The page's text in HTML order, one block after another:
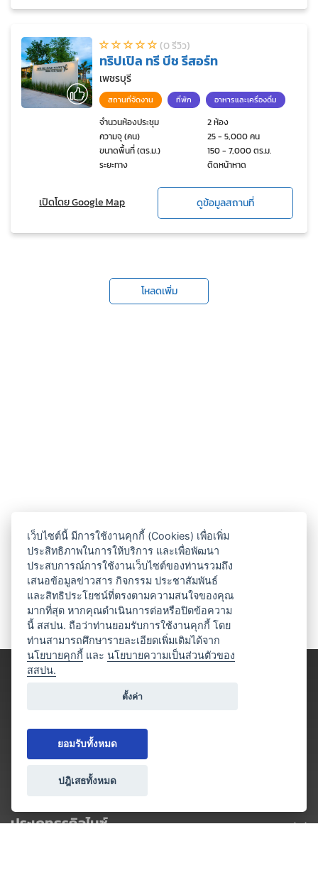
(0 รีวิว)
ทริปเปิล ทรี บีช รีสอร์ท
เพชรบุรี
สถานที่จัดงาน ที่พัก อาหารและเครื่องดื่ม
จำนวนห้องประชุม
2 ห้อง
ความจุ (คน)
25 - 5,000 คน
ขนาดพื้นที่ (ตร.ม.)
150 - 7,000 ตร.ม.
ระยะทาง
ติดหน้าหาด
เปิดโดย Google Map ดูข้อมูลสถานที่
โหลดเพิ่ม
ประเภทธุรกิจไมซ์
เว็บไซต์นี้ มีการใช้งานคุกกี้ (Cookies) เพื่อเพิ่ม
ประสิทธิภาพในการให้บริการ และเพื่อพัฒนา
ประสบการณ์การใช้งานเว็บไซต์ของท่านรวมถึง
เสนอข้อมูลข่าวสาร กิจกรรม ประชาสัมพันธ์
และสิทธิประโยชน์ที่ตรงตามความสนใจของคุณ
มากที่สุด หากคุณดำเนินการต่อหรือปิดข้อความ
นี้ สสปน. ถือว่าท่านยอมรับการใช้งานคุกกี้ โดย
ท่านสามารถศึกษารายละเอียดเพิ่มเติมได้จาก
นโยบายคุกกี้ และนโยบายความเป็นส่วนตัวของ
สสปน.
ตั้งค่า
ยอมรับทั้งหมด
ปฎิเสธทั้งหมด